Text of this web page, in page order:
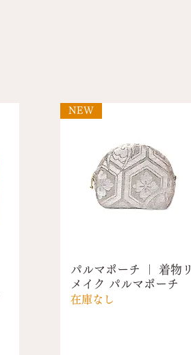
NEW
パルマポーチ ｜ 着物リ
メイク パルマポーチ
在庫なし